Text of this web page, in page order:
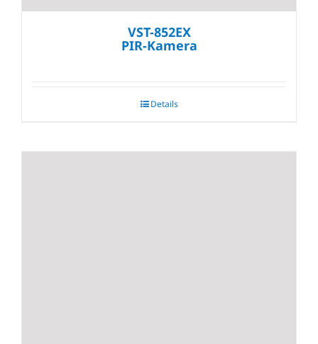
VST-852EX
PIR-Kamera
Details